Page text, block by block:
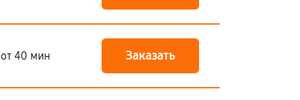
от 40 мин Заказать